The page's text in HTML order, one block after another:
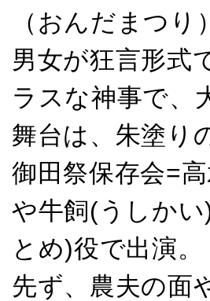
（おんだまつ
男女が狂言形式
ラスな神事で、
舞台は、朱塗り
御田祭保存会=
や牛飼(うしか
とめ)役で出演。
先ず、農夫の面